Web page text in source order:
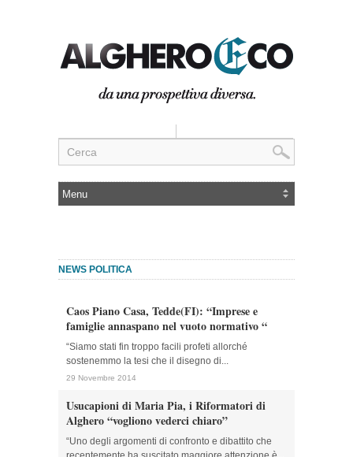
NEWS POLITICA
Caos Piano Casa, Tedde(FI): “Imprese e
famiglie annaspano nel vuoto normativo “
“Siamo stati fin troppo facili profeti allorché
sostenemmo la tesi che il disegno di...
29 Novembre 2014
Usucapioni di Maria Pia, i Riformatori di
Alghero “vogliono vederci chiaro”
“Uno degli argomenti di confronto e dibattito che